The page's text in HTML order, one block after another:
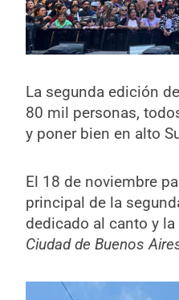
La segunda edición
80 mil personas,
y poner bien en alto
El 18 de noviembre
principal de la
dedicado al canto y
Ciudad de Buenos